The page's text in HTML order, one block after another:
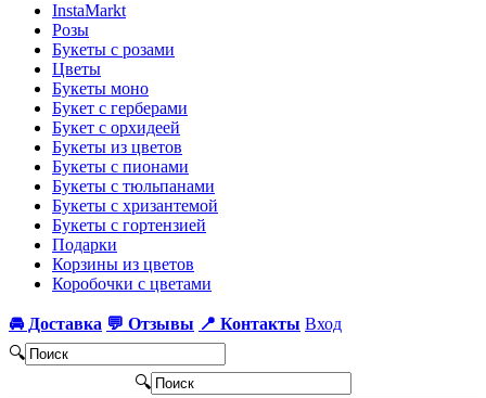
InstaMarkt
Розы
Букеты с розами
Цветы
Букеты моно
Букет с герберами
Букет с орхидеей
Букеты из цветов
Букеты с пионами
Букеты с тюльпанами
Букеты с хризантемой
Букеты с гортензией
Подарки
Корзины из цветов
Коробочки с цветами
🚘 Доставка 💬 Отзывы 📍 Контакты Вход
🔍
🔍